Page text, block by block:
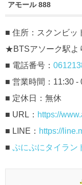
アモール 888
■ 住所：スクンビッ
★BTSアソーク駅よ
■ 電話番号：
■ 営業時間：11:30 -
■ 定休日：無休
■ URL： https://
■ LINE： https://
■ ぷにぷにタイラン